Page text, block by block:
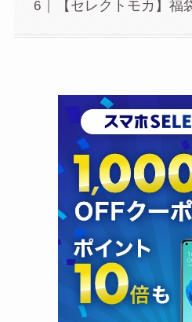
【セレクトモカ】福